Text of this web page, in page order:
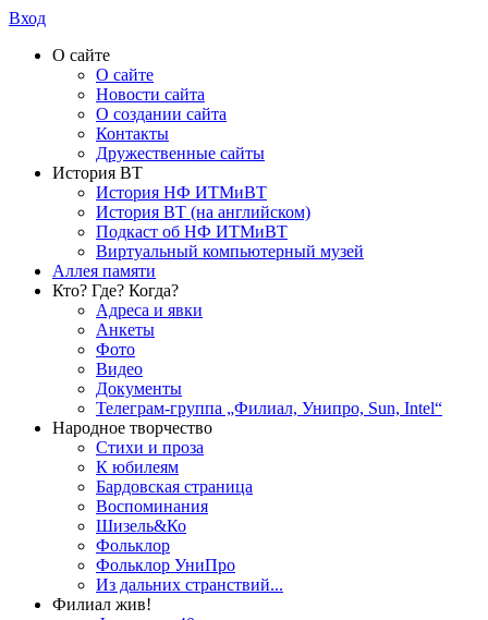
Вход
О сайте
О сайте
Новости сайта
О создании сайта
Контакты
Дружественные сайты
История ВТ
История НФ ИТМиВТ
История ВТ (на английском)
Подкаст об НФ ИТМиВТ
Виртуальный компьютерный музей
Аллея памяти
Кто? Где? Когда?
Адреса и явки
Анкеты
Фото
Видео
Документы
Телеграм-группа „Филиал, Унипро, Sun, Intel“
Народное творчество
Стихи и проза
К юбилеям
Бардовская страница
Воспоминания
Шизель&Ко
Фольклор
Фольклор УниПро
Из дальних странствий...
Филиал жив!